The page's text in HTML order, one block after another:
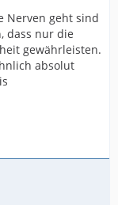
Nerven geht sind
dass nur die
gewährleisten.
absolut